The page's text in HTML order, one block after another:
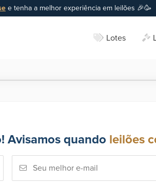
e tenha a melhor experiência em leilões 🎉🥳
Lotes
Avisamos quando leilões